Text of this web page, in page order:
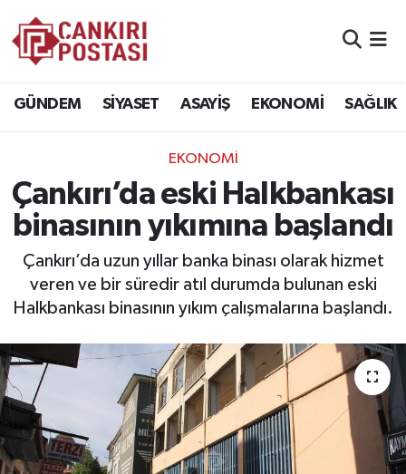
GÜNDEM SİYASET ASAYİŞ EKONOMİ SAĞLIK
EKONOMİ
Çankırı’da eski Halkbankası
binasının yıkımına başlandı
Çankırı’da uzun yıllar banka binası olarak hizmet
veren ve bir süredir atıl durumda bulunan eski
Halkbankası binasının yıkım çalışmalarına başlandı.
EKONOMİ
SAĞLIK
SPOR
EĞİTİM
ÇEVRE
Trafik Durumu
Süper Lig Puan Durumu ve Fikstür
Tüm Manşetler
Son Dakika Haberleri
Haber Arşivi